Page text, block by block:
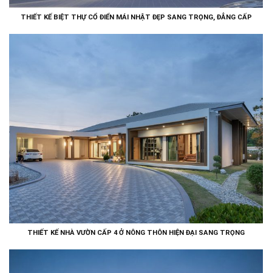
THIẾT KẾ BIỆT THỰ CỔ ĐIỂN MÁI NHẬT ĐẸP SANG TRỌNG, ĐẲNG CẤP
THIẾT KẾ NHÀ VƯỜN CẤP 4 Ở NÔNG THÔN HIỆN ĐẠI SANG TRỌNG